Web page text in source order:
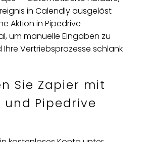
in Calendly ausgelöst
Aktion in Pipedrive
um manuelle Eingaben zu
Vertriebsprozesse schlank
Sie Zapier mit
und Pipedrive